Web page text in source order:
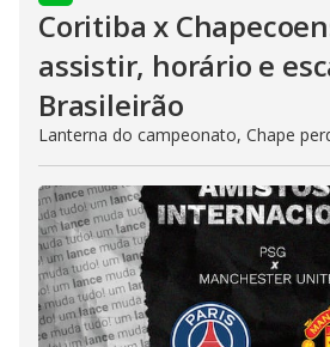
Coritiba x
assistir, horário e
Brasileirão
Lanterna do campeonato, Chape